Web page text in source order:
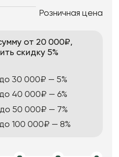
Розничная цена
от 20 000₽,
скидку 5%
30 000₽ — 5%
40 000₽ — 6%
50 000₽ — 7%
100 000₽ — 8%